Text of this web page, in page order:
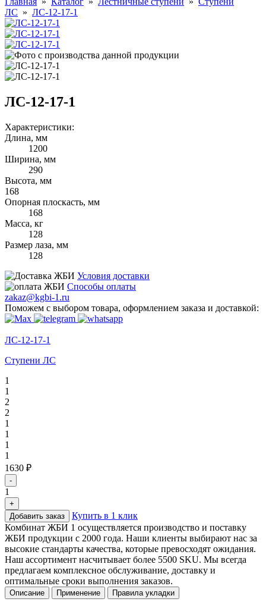
ЛС » ЛС-12-17-1
ЛС-12-17-1
Характеристики:
Длина, мм
1200
Ширина, мм
290
Высота, мм
168
Опорная плоскасть, мм
168
Масса, кг
128
Размер лаза, мм
128
Условия доставки
Способы оплаты
zakaz@kgbi-1.ru
Поможем с выбором товара, оформлением заказа и доставкой:
ЛС-12-17-1
Ступени ЛС
1
1
2
2
1
1
1
1
1630 ₽
-
1
+
Добавить заказ
Купить в 1 клик
Комбинат ЖБИ 1 осуществляется производство и поставку
ЖБИ продукции с 2000 года. Наши клиенты выбирают нас за
высокие стандарты качества, которые превосходят ожидания.
Наш ассортимент насчитывает более 5500 SKU. Мы всегда
предлагаем комплексное обслуживание, доставку и
оптимальные сроки выполнения заказов.
Описание Применение Правила укладки